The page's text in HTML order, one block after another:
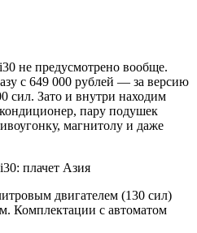
не предусмотрено вообще.
с 649 000 рублей — за версию
сил. Зато и внутри находим
пару подушек
магнитолу и даже
двигателем (130 сил)
Комплектации с автоматом